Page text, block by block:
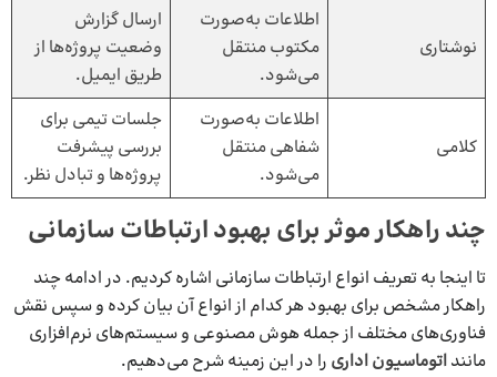
نوشتاری
اطلاعات به‌صورت
مکتوب منتقل
می‌شود.
ارسال گزارش
وضعیت پروژه‌ها از
طریق ایمیل.
کلامی
اطلاعات به‌صورت
شفاهی منتقل
می‌شود.
جلسات تیمی برای
بررسی پیشرفت
پروژه‌ها و تبادل نظر.
چند راهکار موثر برای بهبود ارتباطات سازمانی
تا اینجا به تعریف انواع ارتباطات سازمانی اشاره کردیم. در ادامه چند
راهکار مشخص برای بهبود هر کدام از انواع آن بیان کرده و سپس نقش
فناوری‌های مختلف از جمله هوش مصنوعی و سیستم‌های نرم‌افزاری
ماننداتوماسیون اداری را در این زمینه شرح می‌دهیم.